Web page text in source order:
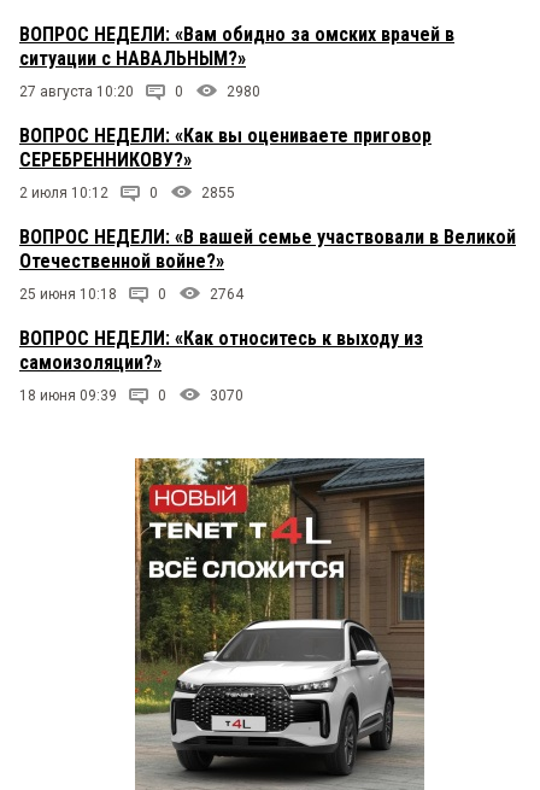
ВОПРОС НЕДЕЛИ: «Вам обидно за омских врачей в
ситуации с НАВАЛЬНЫМ?»
27 августа 10:20 0 2980
ВОПРОС НЕДЕЛИ: «Как вы оцениваете приговор
СЕРЕБРЕННИКОВУ?»
2 июля 10:12 0 2855
ВОПРОС НЕДЕЛИ: «В вашей семье участвовали в Великой
Отечественной войне?»
25 июня 10:18 0 2764
ВОПРОС НЕДЕЛИ: «Как относитесь к выходу из
самоизоляции?»
18 июня 09:39 0 3070